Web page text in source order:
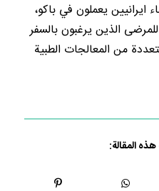
ايرانيين يعملون في باكو،
الذين يرغبون بالسفر
من المعالجات الطبية
المقالة: